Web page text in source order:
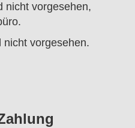
nicht vorgesehen,
nicht vorgesehen.